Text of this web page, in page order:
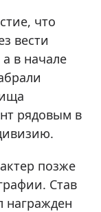
что
вести
в начале
рядовым в
позже
Став
награжден